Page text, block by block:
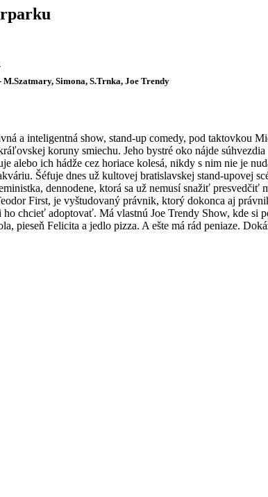
Simona, S.Trnka, Joe Trendy
a inteligentná show, stand-up comedy, pod taktovkou
koruny smiechu. Jeho bystré oko nájde
alebo ich hádže cez horiace kolesá, nikdy s nim nie je
Šéfuje dnes už kultovej bratislavskej stand-upovej
dennodene, ktorá sa už nemusí snažiť
First, je vyštudovaný právnik, ktorý dokonca aj
ho chcieť adoptovať. Má vlastnú Joe Trendy Show, kde si
pieseň Felicita a jedlo pizza. A ešte má rád peniaze.